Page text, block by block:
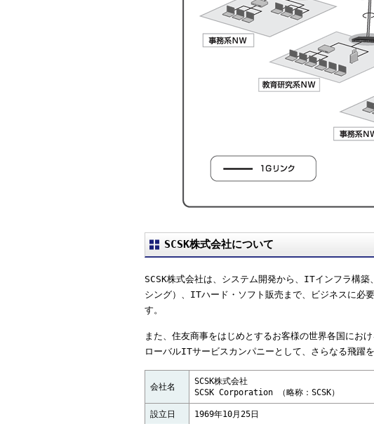
SCSK株式会社について
SCSK株式会社は、システム開発から、ITインフラ構
シング）、ITハード・ソフト販売まで、ビジネスに必
す。
また、住友商事をはじめとするお客様の世界各国にお
ローバルITサービスカンパニーとして、さらなる飛躍
会社名
SCSK株式会社
SCSK Corporation （略称：SCSK）
設立日 1969年10月25日